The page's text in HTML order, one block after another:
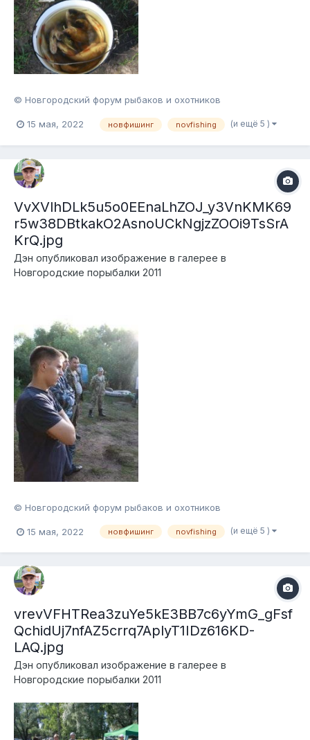
© Новгородский форум рыбаков и охотников
15 мая, 2022 новфишинг novfishing (и ещё 5 )
VvXVlhDLk5u5o0EEnaLhZOJ_y3VnKMK69
r5w38DBtkakO2AsnoUCkNgjzZOOi9TsSrA
KrQ.jpg
Дэн опубликовал изображение в галерее в
Новгородские порыбалки 2011
© Новгородский форум рыбаков и охотников
15 мая, 2022 новфишинг novfishing (и ещё 5 )
vrevVFHTRea3zuYe5kE3BB7c6yYmG_gFsf
QchidUj7nfAZ5crrq7AplyT1IDz616KD-
LAQ.jpg
Дэн опубликовал изображение в галерее в
Новгородские порыбалки 2011